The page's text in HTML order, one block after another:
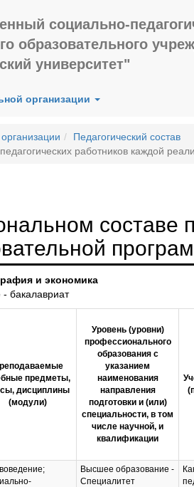
социально-
образовательного
университет"
организации
Педагогический состав
работников каждой
составе
и экономика
бакалавриат
предметы,
дисциплины
(модули)
Уровень (уровни)
профессионального
образования с
указанием
наименования
направления
подготовки и (или)
специальности, в том
числе научной, и
квалификации
Высшее образование -
Специалитет